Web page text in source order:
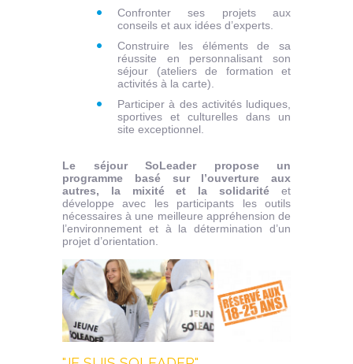
Confronter ses projets aux
conseils et aux idées d’experts.
Construire les éléments de sa
réussite en personnalisant son
séjour (ateliers de formation et
activités à la carte).
Participer à des activités ludiques,
sportives et culturelles dans un
site exceptionnel.
Le séjour SoLeader propose un
programme basé sur l’ouverture aux
autres, la mixité et la solidarité et
développe avec les participants les outils
nécessaires à une meilleure appréhension de
l’environnement et à la détermination d’un
projet d’orientation.